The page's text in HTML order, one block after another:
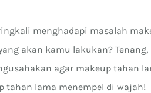
menghadapi masalah
akan kamu lakukan?
agar makeup tahan
lama menempel di wajah!